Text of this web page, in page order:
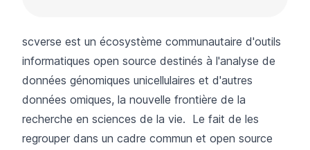
scverse est un écosystème communautaire d'outils
informatiques open source destinés à l'analyse de
données génomiques unicellulaires et d'autres
données omiques, la nouvelle frontière de la
recherche en sciences de la vie. Le fait de les
regrouper dans un cadre commun et open source